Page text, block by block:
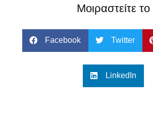
Μοιραστείτε το
Facebook Twitter
LinkedIn